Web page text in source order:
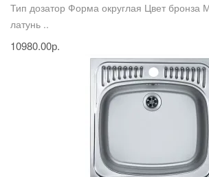
Тип дозатор Форма округлая Цвет бронза
латунь ..
10980.00р.